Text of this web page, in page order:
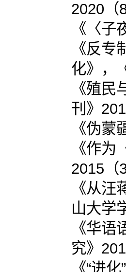
2020（
《〈
《反
化》，
《殖
刊》
《伪
《作
2015（
《从
山大学
《华
究》
《“进